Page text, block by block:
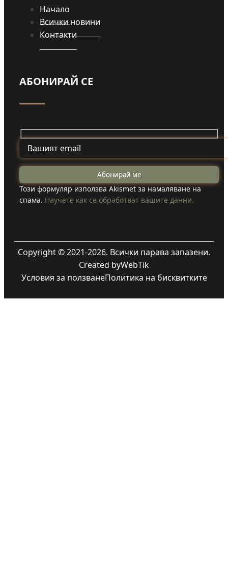
Начало
Всички новини
Контакти
АБОНИРАЙ СЕ
Този формуляр използва Akismet за намаляване на
спама. Научете как се обработват вашите данни.
Copyright © 2021-2026. Всички парава запазени.
Created byWebTik
Условия за ползванеПолитика на бисквитките